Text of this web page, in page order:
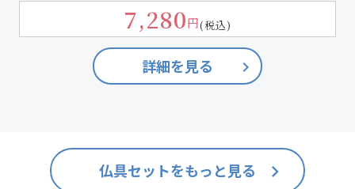
7,280円(税込)
詳細を見る keyboard_arrow_right
仏具セットをもっと見る keyboard_arrow_right